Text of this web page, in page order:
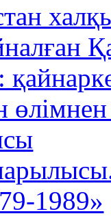
1989»